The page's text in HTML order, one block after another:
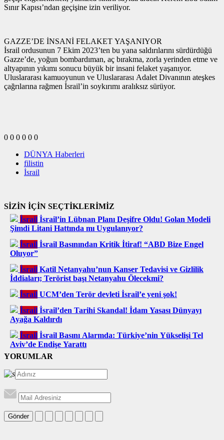
Sınır Kapısı’ndan geçişine izin veriliyor.
GAZZE’DE İNSANİ FELAKET YAŞANIYOR
İsrail ordusunun 7 Ekim 2023’ten bu yana saldırılarını sürdürdüğü
Gazze’de, yoğun bombardıman, aç bırakma, zorla yerinden etme ve
altyapının yıkımı sonucu büyük bir insani felaket yaşanıyor.
Uluslararası kamuoyunun ve Uluslararası Adalet Divanının ateşkes
çağrılarına rağmen İsrail’in soykırımı aralıksız sürüyor.
0 0 0 0 0 0
DÜNYA Haberleri
filistin
İsrail
SİZİN İÇİN SEÇTİKLERİMİZ
İsrail İsrail’in Lübnan Planı Deşifre Oldu! Golan Modeli
Şimdi Litani Hattında mı Uygulanıyor?
İsrail İsrail Basınından Kritik İtiraf! “ABD Bize Engel
Oluyor”
İsrail Katil Netanyahu’nun Kanser Tedavisi ve Gizlilik
İddiaları; Terörist başı Netanyahu Ölecekmi?
İsrail UCM’den Terör devleti İsrail’e yeni şok!
İsrail İsrail’den Tarihi Skandal! İdam Yasası Dünyayı
Ayağa Kaldırdı
İsrail İsrail Basını Alarmda: Türkiye’nin Yükselişi Tel
Aviv’de Endişe Yarattı
YORUMLAR
Gönder